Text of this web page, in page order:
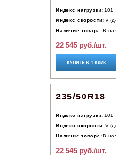
Индекс нагрузки: 101
Индекс скорости: V
Наличие товара: В
22 545 руб./шт.
КУПИТЬ В 1 КЛИК
235/50R18
Индекс нагрузки: 101
Индекс скорости: V
Наличие товара: В
22 545 руб./шт.